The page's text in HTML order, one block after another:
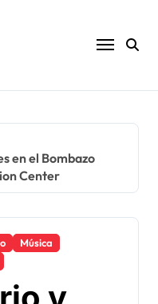
en el Bombazo
Center
Música